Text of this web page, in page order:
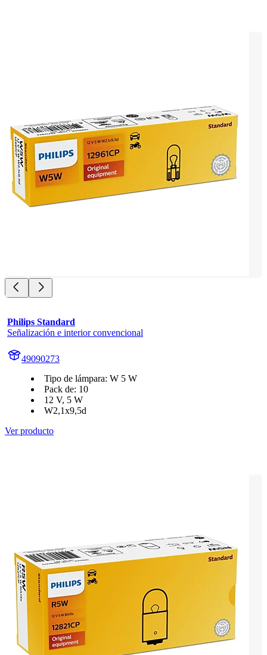
Philips Standard
Señalización e interior convencional
49090273
Tipo de lámpara: W 5 W
Pack de: 10
12 V, 5 W
W2,1x9,5d
Ver producto